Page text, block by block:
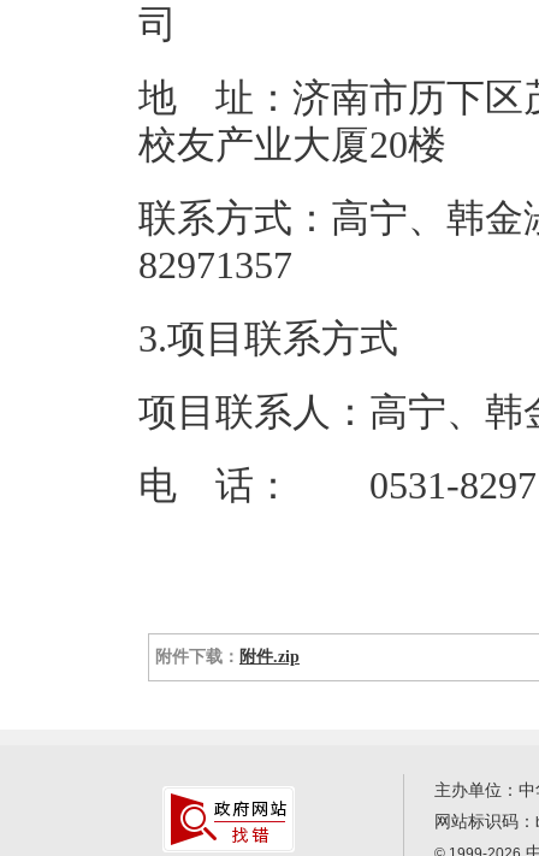
地 址：济南市历下区
校友产业
联系方式：高宁、韩金
3.项目联系方式
项目联系人：高宁、韩
电 话： 0531-
附件下载： 附件.zip
主办单位：
网站标识码：